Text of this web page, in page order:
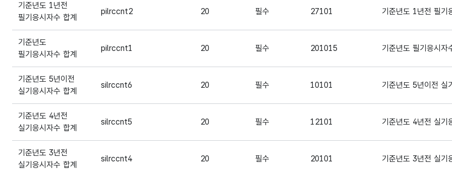
기준년도 1년전
필기응시자수 합계
pilrccnt2 20 필수 27101 기준년도 1년전 필기
기준년도
필기응시자수 합계
pilrccnt1 20 필수 201015 기준년도 필기응시자
기준년도 5년이전
실기응시자수 합계
silrccnt6 20 필수 10101 기준년도 5년이전 실
기준년도 4년전
실기응시자수 합계
silrccnt5 20 필수 12101 기준년도 4년전 실기
기준년도 3년전
실기응시자수 합계
silrccnt4 20 필수 20101 기준년도 3년전 실기